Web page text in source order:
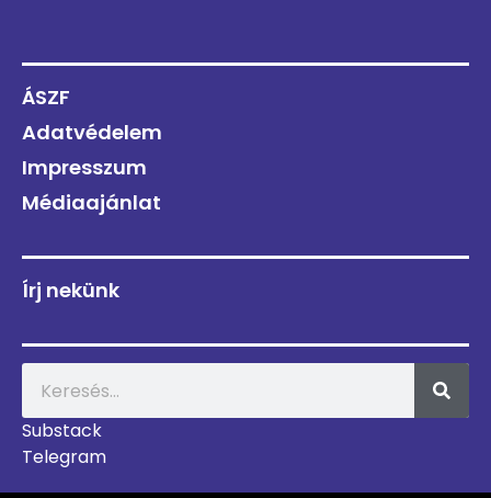
ÁSZF
Adatvédelem
Impresszum
Médiaajánlat
Írj nekünk
Substack
Telegram